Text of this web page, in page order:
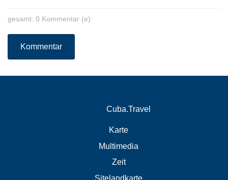
gesamt: 0 Kommentar (e)
Kommentar
Cuba.Travel
Karte
Multimedia
Zeit
Sitelandkarte